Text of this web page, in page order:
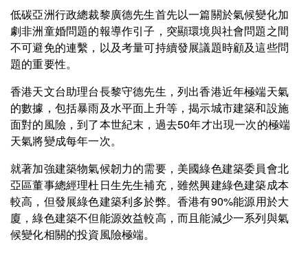
低碳亞洲行政總裁黎廣德先生首先以一篇關於氣候變化加
劇非洲童婚問題的報導作引子，突顯環境與社會問題之間
不可避免的連繫，以及考量可持續發展議題時顧及這些問
題的重要性。
香港天文台助理台長黎守德先生，列出香港近年極端天氣
的數據，包括暴雨及水平面上升等，揭示城市建築和設施
面對的風險，到了本世紀末，過去50年才出現一次的極端
天氣將變成每年一次。
就著加強建築物氣候韌力的需要，美國綠色建築委員會北
亞區董事總經理杜日生先生補充，雖然興建綠色建築成本
較高，但發展綠色建築利多於弊。香港有90%能源用於大
廈，綠色建築不但能源效益較高，而且能減少一系列與氣
候變化相關的投資風險極端。